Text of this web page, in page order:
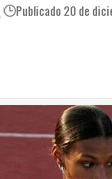
Publicado 20 de